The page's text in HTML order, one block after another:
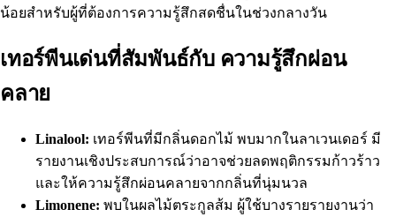
น้อยสำหรับผู้ที่ต้องการความรู้สึกสดชื่นในช่วงกลางวัน
เทอร์พีนเด่นที่สัมพันธ์กับ ความรู้สึกผ่อน
คลาย
Linalool: เทอร์พีนที่มีกลิ่นดอกไม้ พบมากในลาเวนเดอร์ มี
รายงานเชิงประสบการณ์ว่าอาจช่วยลดพฤติกรรมก้าวร้าว
และให้ความรู้สึกผ่อนคลายจากกลิ่นที่นุ่มนวล
Limonene: พบในผลไม้ตระกูลส้ม ผู้ใช้บางรายรายงานว่า